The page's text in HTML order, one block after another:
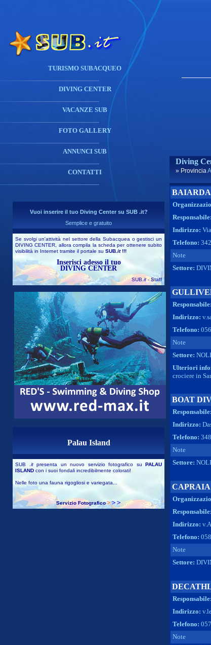
TURISMO SUBACQUEO
DIVING CENTER
VACANZE SUB
FOTO GALLERY
ANNUNCI SUB
CONTATTI
Vuoi inserire il tuo Diving Center su SUB .it?
Semplice e gratuito
Se svolgi un'attività nel settore della Subacquea o gestisci un
DIVING CENTER, allora compila la scheda per ottenere subito
visibilità in Internet tramite il portale su SUB .it!!!
Inserisci adesso il tuo
DIVING CENTER
SUB.it- Staff
Palau Island
SUB .itpresenta un nuovo servizio fotografico su PALAU
ISLAND con i suoi fondali incredibilmente colorati!
Nelle foto una fauna rigogliosi e variegata...
Servizio Fotografico
Diving
» Provincia
Responsabile:
Indirizzo:
Telefono:
Note
Settore:
Responsabile:
Indirizzo:
Telefono:
Note
Settore:
Ulteriori
crociere in
BOAT
Responsabile:
Indirizzo:
Telefono:
Note
Settore:
Responsabile:
Indirizzo:
Telefono:
Note
Settore:
Responsabile:
Indirizzo:
Telefono:
Note